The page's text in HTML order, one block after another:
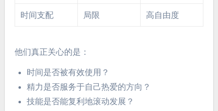
时间支配 局限 高自由度
他们真正关心的是：
时间是否被有效使用？
精力是否服务于自己热爱的方向？
技能是否能复利地滚动发展？